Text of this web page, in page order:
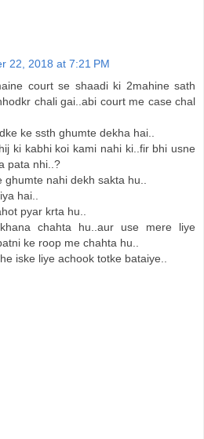
22, 2018 at 7:21 PM
court se shaadi ki 2mahine sath
chali gai..abi court me case chal
ke ssth ghumte dekha hai..
ki kabhi koi kami nahi ki..fir bhi usne
pata nhi..?
nahi dekh sakta hu..
hai..
pyar krta hu..
chahta hu..aur use mere liye
ke roop me chahta hu..
iske liye achook totke bataiye..